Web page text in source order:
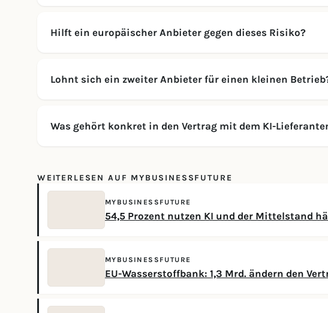
Hilft ein europäischer Anbieter gegen dieses Risiko?
Lohnt sich ein zweiter Anbieter für einen kleinen
Was gehört konkret in den Vertrag mit dem KI-
WEITERLESEN AUF MYBUSINESSFUTURE
MYBUSINESSFUTURE
54,5 Prozent nutzen KI und der Mittelstand
MYBUSINESSFUTURE
EU-Wasserstoffbank: 1,3 Mrd. ändern den